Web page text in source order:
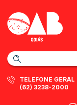
TELEFONE GERAL
(62) 3238-2000